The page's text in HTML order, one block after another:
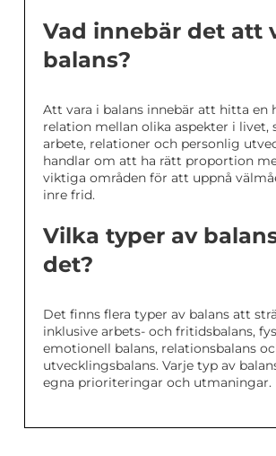
Vad innebär det att
balans?
Att vara i balans innebär att hitta en
relation mellan olika aspekter i livet,
arbete, relationer och personlig
handlar om att ha rätt proportion
viktiga områden för att uppnå
inre frid.
Vilka typer av
det?
Det finns flera typer av balans att
inklusive arbets- och fritidsbalans,
emotionell balans, relationsbalans
utvecklingsbalans. Varje typ av
egna prioriteringar och utmaningar.